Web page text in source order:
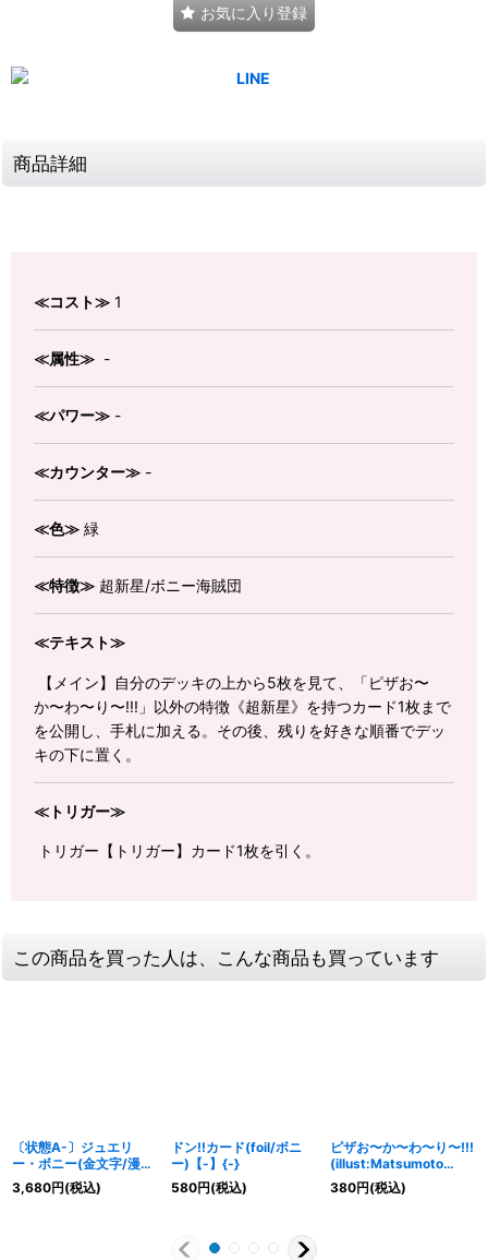
お気に入り登録
商品詳細
≪コスト≫ 1
≪属性≫ -
≪パワー≫ -
≪カウンター≫ -
≪色≫ 緑
≪特徴≫ 超新星/ボニー海賊団
≪テキスト≫
【メイン】自分のデッキの上から5枚を見て、「ピザお〜
か〜わ〜り〜!!!」以外の特徴《超新星》を持つカード1枚まで
を公開し、手札に加える。その後、残りを好きな順番でデッ
キの下に置く。
≪トリガー≫
トリガー【トリガー】カード1枚を引く。
この商品を買った人は、こんな商品も買っています
〔状態A-〕ジュエリ
ー・ボニー(金文字/漫画
絵)【L】{OP07-019}
3,680円(税込)
ドン!!カード(foil/ボニ
ー)【-】{-}
580円(税込)
ピザお〜か〜わ〜り〜!!!
(illust:Matsumoto
Akira)【UC】{OP07-
037}
380円(税込)